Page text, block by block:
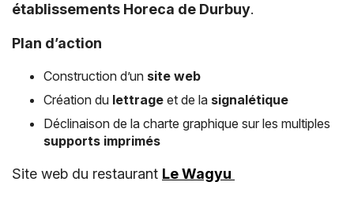
établissements Horeca de Durbuy.
Plan d’action
Construction d’un site web
Création du lettrage et de la signalétique
Déclinaison de la charte graphique sur les multiples
supports imprimés
Site web du restaurant Le Wagyu